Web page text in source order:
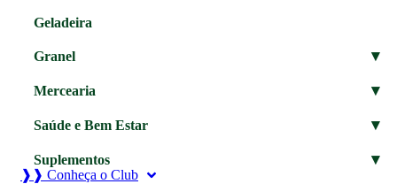
Geladeira
Granel ▾
Mercearia ▾
Saúde e Bem Estar ▾
Suplementos ▾
❱❱ Conheça o Club